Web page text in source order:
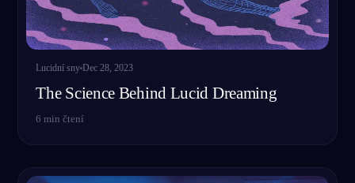
Lucidní sny Dec 28, 2023
The Science Behind Lucid Dreaming
6 min čtení